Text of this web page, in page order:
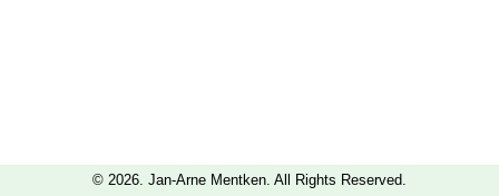
© 2026. Jan-Arne Mentken. All Rights Reserved.